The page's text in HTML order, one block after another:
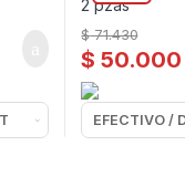
$ 50.000
$71.430